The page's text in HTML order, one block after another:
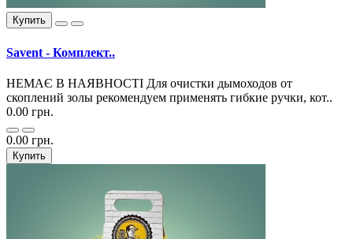
Купить
Savent - Комплект..
НЕМАЄ В НАЯВНОСТІ Для очистки дымоходов от
скоплений золы рекомендуем применять гибкие ручки, кот..
0.00 грн.
0.00 грн.
Купить